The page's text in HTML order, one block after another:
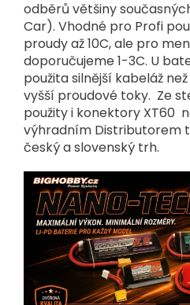
odběrů většiny
Car). Vhodné pro Profi
proudy až 10C, ale pro
doporučujeme 1-3C. U
použita silnější kabeláž
vyšší proudové toky. Ze
použity i konektory XT60
výhradním Distributorem
český a slovenský trh.